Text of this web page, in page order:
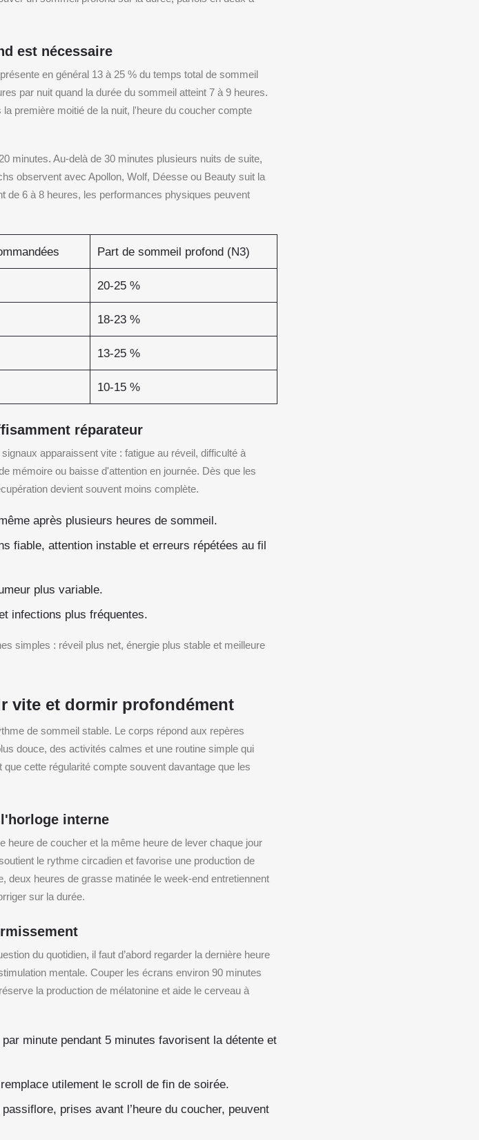
est nécessaire
en général 13 à 25 % du temps total de sommeil
par nuit quand la durée du sommeil atteint 7 à 9 heures.
première moitié de la nuit, l'heure du coucher compte
minutes. Au-delà de 30 minutes plusieurs nuits de suite,
observent avec Apollon, Wolf, Déesse ou Beauty suit la
de 6 à 8 heures, les performances physiques peuvent
Part de sommeil profond (N3)
20-25 %
18-23 %
13-25 %
10-15 %
réparateur
apparaissent vite : fatigue au réveil, difficulté à
mémoire ou baisse d'attention en journée. Dès que les
devient souvent moins complète.
après plusieurs heures de sommeil.
fiable, attention instable et erreurs répétées au fil
plus variable.
infections plus fréquentes.
simples : réveil plus net, énergie plus stable et meilleure
vite et dormir profondément
de sommeil stable. Le corps répond aux repères
douce, des activités calmes et une routine simple qui
cette régularité compte souvent davantage que les
interne
de coucher et la même heure de lever chaque jour
le rythme circadien et favorise une production de
deux heures de grasse matinée le week-end entretiennent
sur la durée.
du quotidien, il faut d’abord regarder la dernière heure
mentale. Couper les écrans environ 90 minutes
la production de mélatonine et aide le cerveau à
minute pendant 5 minutes favorisent la détente et
utilement le scroll de fin de soirée.
prises avant l’heure du coucher, peuvent